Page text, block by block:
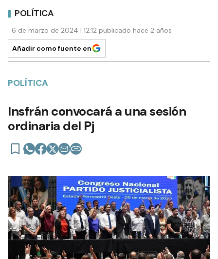
POLÍTICA
6 de marzo de 2024 | 12:12 publicado hace 2 años
Añadir como fuente en
POLÍTICA
Insfrán convocará a una sesión
ordinaria del Pj